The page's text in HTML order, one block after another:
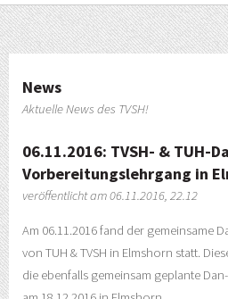
News
Aktuelle News des TVSH!
06.11.2016: TVSH- & TUH-
Vorbereitungslehrgang in
veröffentlicht am 06.11.2016, 22.12
Am 06.11.2016 fand der gemeinsame
von TUH & TVSH in Elmshorn statt.
die ebenfalls gemeinsam geplante